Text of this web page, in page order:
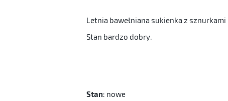
Letnia bawełniana sukienka z
Stan bardzo dobry.
Stan: nowe